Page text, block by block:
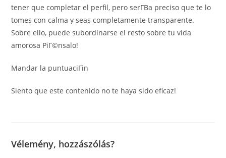
tener que completar el perfil, pero serГ­В­a preciso que te lo
tomes con calma y seas completamente transparente.
Sobre ello, puede subordinarse el resto sobre tu vida
amorosa PiГ©nsalo!
Mandar la puntuaciГіn
Siento que este contenido no te haya sido eficaz!
Vélemény, hozzászólás?